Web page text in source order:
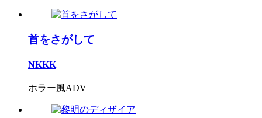
首をさがして
NKKK
ホラー風ADV